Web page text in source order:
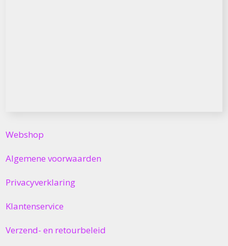
Webshop
Algemene voorwaarden
Privacyverklaring
Klantenservice
Verzend- en retourbeleid